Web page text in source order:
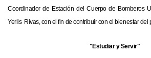
Coordinador de Estación del Cuerpo de Bomberos
Yerlis Rivas, con el fin de contribuir con el bienestar del
"Estudiar y Servir"